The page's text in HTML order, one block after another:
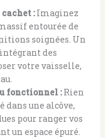
:Imaginez
entourée de
soignées. Un
des
votre vaisselle,
fonctionnel :Rien
dans une alcôve,
pour ranger vos
un espace épuré.